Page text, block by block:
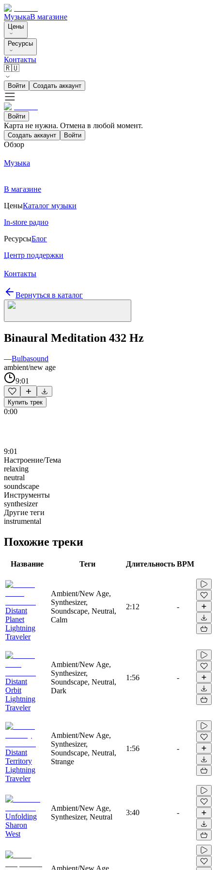
МузыкаВ магазине
Цены
Ресурсы
Контакты
🇷🇺
Войти Создать аккаунт
Войти
Карта не нужна. Отмена в любой момент.
Создать аккаунт Войти
Обзор
Музыка
В магазине
ЦеныКаталог музыки
In-store радио
РесурсыБлог
Центр поддержки
Контакты
Вернуться в каталог
Binaural Meditation 432 Hz
—Bulbasound
ambient/new age
9:01
Купить трек
0:00
9:01
Настроение/Тема
relaxing
neutral
soundscape
Инструменты
synthesizer
Другие теги
instrumental
Похожие треки
Название Теги Длительность BPM
Distant
Planet
Lightning
Traveler
Ambient/New Age,
Synthesizer,
Soundscape, Neutral,
Calm
2:12 -
Distant
Orbit
Lightning
Traveler
Ambient/New Age,
Synthesizer,
Soundscape, Neutral,
Dark
1:56 -
Distant
Territory
Lightning
Traveler
Ambient/New Age,
Synthesizer,
Soundscape, Neutral,
Strange
1:56 -
Unfolding
Sharon
West
Ambient/New Age,
Synthesizer, Neutral
3:40 -
Ambient/New Age,